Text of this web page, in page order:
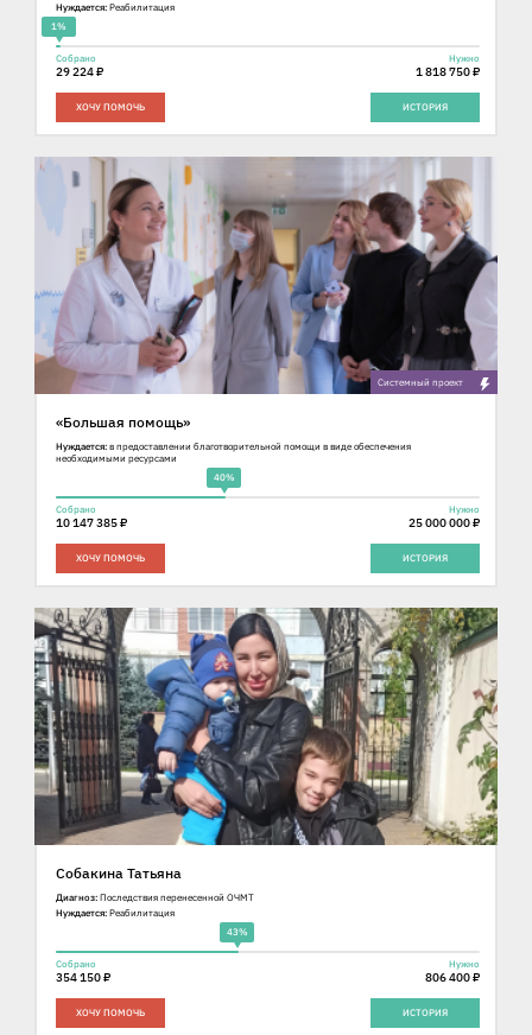
Нуждается: Реабилитация
1%
Собрано
29 224 ₽
Нужно
1 818 750 ₽
ХОЧУ ПОМОЧЬ ИСТОРИЯ
Cистемный проект
«Большая помощь»
Нуждается: в предоставлении благотворительной помощи в виде обеспечения
необходимыми ресурсами
40%
Собрано
10 147 385 ₽
Нужно
25 000 000 ₽
ХОЧУ ПОМОЧЬ ИСТОРИЯ
Собакина Татьяна
Диагноз: Последствия перенесенной ОЧМТ
Нуждается: Реабилитация
43%
Собрано
354 150 ₽
Нужно
806 400 ₽
ХОЧУ ПОМОЧЬ ИСТОРИЯ